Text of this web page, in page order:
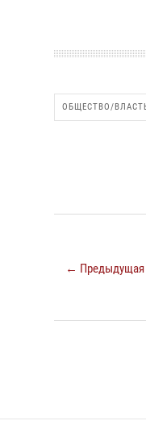
ОБЩЕСТВО/
← Предыдущая